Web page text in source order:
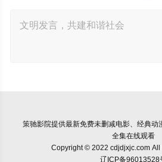
策驰影院提供最新免费未删减电影、经典动
全集在线观看
Copyright © 2022 cdjdjxjc.com All
辽ICP备96013528